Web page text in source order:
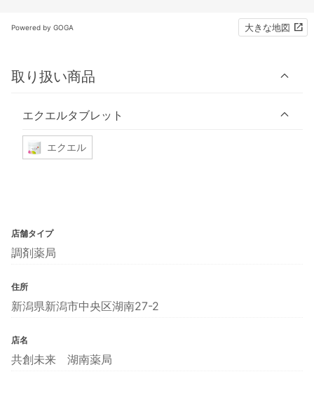
Powered by GOGA 大きな地図
取り扱い商品
エクエルタブレット
エクエル
店舗タイプ
調剤薬局
住所
新潟県新潟市中央区湖南27-2
店名
共創未来 湖南薬局